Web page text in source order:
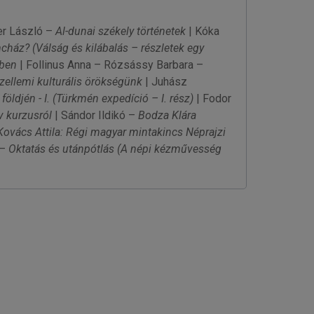
László – Al-dunai székely történetek| Kóka
(Válság és kilábalás – részletek egy
| Follinus Anna – Rózsássy Barbara –
kulturális örökségünk| Juhász
- I. (Türkmén expedíció – I. rész)| Fodor
kurzusról| Sándor Ildikó – Bodza Klára
Attila: Régi magyar mintakincs Néprajzi
Oktatás és utánpótlás (A népi kézművesség